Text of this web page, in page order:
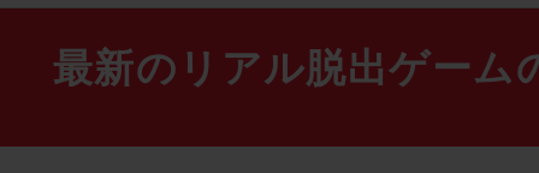
最新のリアル脱出ゲーム